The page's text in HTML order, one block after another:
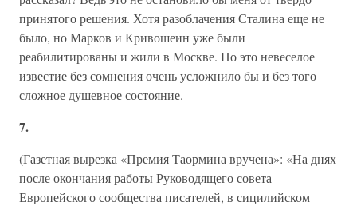
принятого решения. Хотя разоблачения Сталина еще не
было, но Марков и Кривошеин уже были
реабилитированы и жили в Москве. Но это невеселое
известие без сомнения очень усложнило бы и без того
сложное душевное состояние.
7.
(Газетная вырезка «Премия Таормина вручена»: «На днях
после окончания работы Руководящего совета
Европейского сообщества писателей, в сицилийском